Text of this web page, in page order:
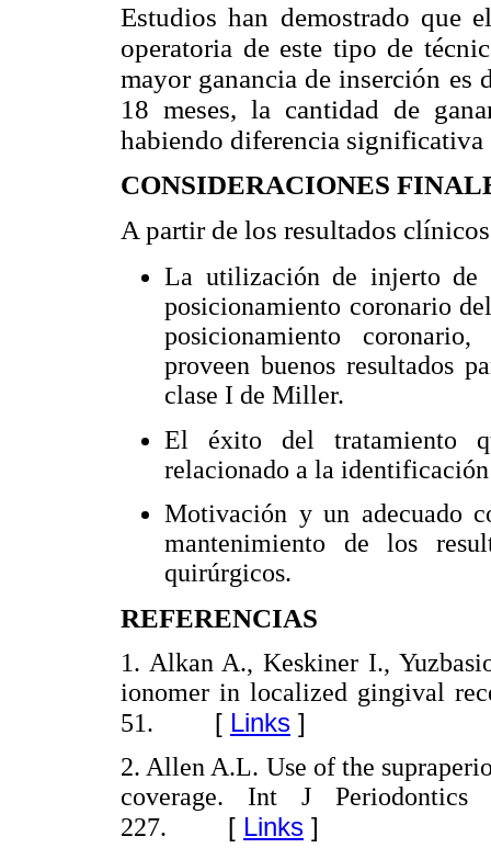
Estudios han demostrado que
operatoria de este tipo de
mayor ganancia de inserción es
18 meses, la cantidad de
habiendo diferencia significativa
CONSIDERACIONES
A partir de los resultados
La utilización de injerto de
posicionamiento coronario
posicionamiento
proveen buenos resultados
clase I de Miller.
El éxito del tratamiento
relacionado a la
Motivación y un adecuado
mantenimiento de los
quirúrgicos.
REFERENCIAS
1. Alkan A., Keskiner I.,
ionomer in localized gingival
51. [ Links ]
2. Allen A.L. Use of the
coverage. Int J
227. [ Links ]